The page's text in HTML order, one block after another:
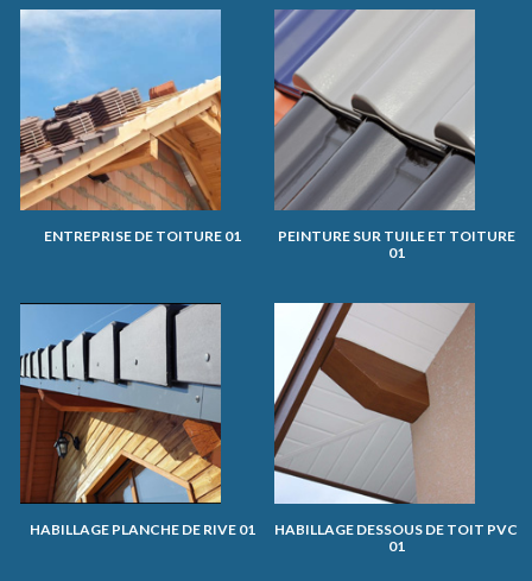
ENTREPRISE DE TOITURE 01
PEINTURE SUR TUILE ET TOITURE
01
HABILLAGE PLANCHE DE RIVE 01
HABILLAGE DESSOUS DE TOIT PVC
01